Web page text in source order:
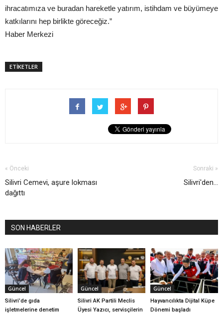
ihracatımıza ve buradan hareketle yatırım, istihdam ve büyümeye
katkılarını hep birlikte göreceğiz.”
Haber Merkezi
ETİKETLER
« Önceki
Silivri Cemevi, aşure lokması
dağıttı
Sonraki »
Silivri'den...
SON HABERLER
Güncel
Silivri’de gıda
işletmelerine denetim
Güncel
Silivri AK Partili Meclis
Üyesi Yazıcı, servisçilerin
Güncel
Hayvancılıkta Dijital Küpe
Dönemi başladı